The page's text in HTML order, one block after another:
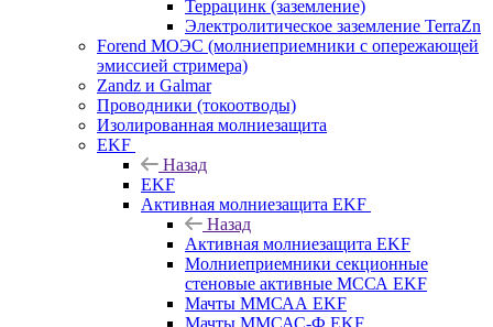
Террацинк (заземление)
Электролитическое заземление TerraZn
Forend МОЭС (молниеприемники с опережающей
эмиссией стримера)
Zandz и Galmar
Проводники (токоотводы)
Изолированная молниезащита
EKF
Назад
EKF
Активная молниезащита EKF
Назад
Активная молниезащита EKF
Молниеприемники секционные
стеновые активные МССА EKF
Мачты ММСАА EKF
Мачты ММСАС-Ф EKF